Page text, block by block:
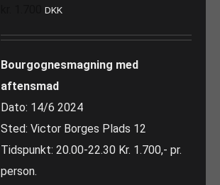
DKK
Bourgognesmagning med
aftensmad
Dato: 14/6 2024
Sted: Victor Borges Plads 12
Tidspunkt: 20.00-22.30 Kr. 1.700,- pr.
person.